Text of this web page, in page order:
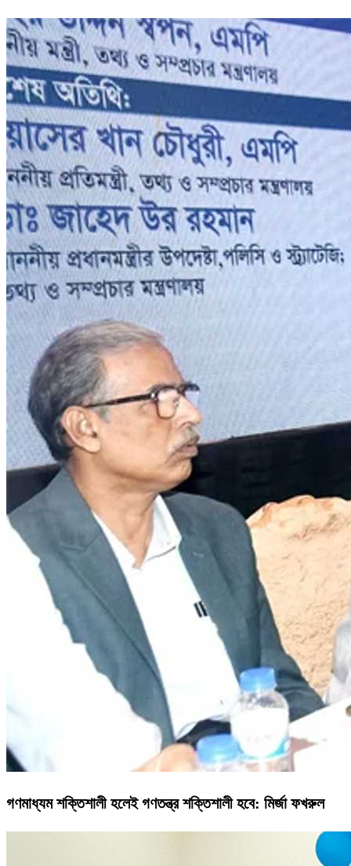
গণমাধ্যম শক্তিশালী হলেই গণতন্ত্র শক্তিশালী হবে: মির্জা ফখরুল